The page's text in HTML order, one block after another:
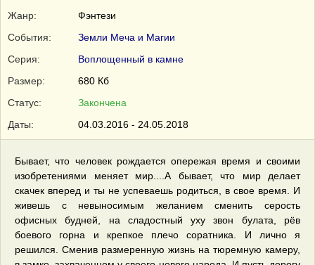
Жанр:
Фэнтези
События:
Земли Меча и Магии
Серия:
Воплощенный в камне
Размер:
680 Кб
Статус:
Закончена
Даты:
04.03.2016 - 24.05.2018
Бывает, что человек рождается опережая время и своими
изобретениями меняет мир....А бывает, что мир делает
скачек вперед и ты не успеваешь родиться, в свое время. И
живешь с невыносимым желанием сменить серость
офисных будней, на сладостный уху звон булата, рёв
боевого горна и крепкое плечо соратника. И лично я
решился. Сменив размеренную жизнь на тюремную камеру,